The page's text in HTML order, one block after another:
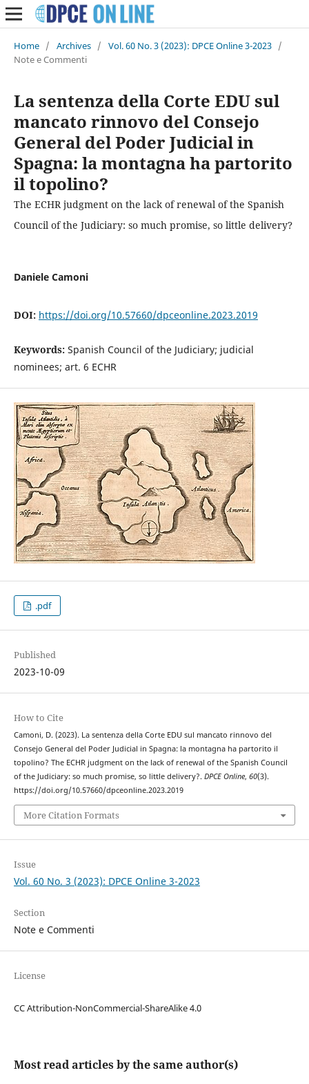
Home / Archives / Vol. 60 No. 3 (2023): DPCE Online 3-2023 /
Note e Commenti
La sentenza della Corte EDU sul
mancato rinnovo del Consejo
General del Poder Judicial in
Spagna: la montagna ha partorito
il topolino?
The ECHR judgment on the lack of renewal of the Spanish
Council of the Judiciary: so much promise, so little delivery?
Daniele Camoni
DOI: https://doi.org/10.57660/dpceonline.2023.2019
Keywords: Spanish Council of the Judiciary; judicial
nominees; art. 6 ECHR
.pdf
Published
2023-10-09
How to Cite
Camoni, D. (2023). La sentenza della Corte EDU sul mancato rinnovo del
Consejo General del Poder Judicial in Spagna: la montagna ha partorito il
topolino? The ECHR judgment on the lack of renewal of the Spanish Council
of the Judiciary: so much promise, so little delivery?. DPCE Online, 60(3).
https://doi.org/10.57660/dpceonline.2023.2019
More Citation Formats
Issue
Vol. 60 No. 3 (2023): DPCE Online 3-2023
Section
Note e Commenti
License
CC Attribution-NonCommercial-ShareAlike 4.0
Most read articles by the same author(s)